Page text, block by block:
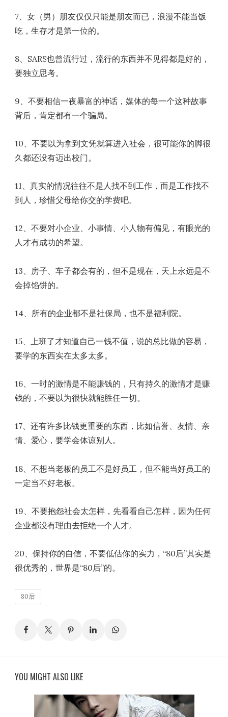
7、女（男）朋友仅仅只能是朋友而已，浪漫不能当饭
吃，生存才是第一位的。
8、SARS也曾流行过，流行的东西并不见得都是好的，
要独立思考。
9、不要相信一夜暴富的神话，媒体的每一个这种故事
背后，肯定都有一个骗局。
10、不要以为拿到文凭就算进入社会，很可能你的脚很
久都还没有迈出校门。
11、真实的情况往往不是人找不到工作，而是工作找不
到人，珍惜父母给你交的学费吧。
12、不要对小企业、小事情、小人物有偏见，有眼光的
人才有成功的希望。
13、房子、车子都会有的，但不是现在，天上永远是不
会掉馅饼的。
14、所有的企业都不是社保局，也不是福利院。
15、上班了才知道自己一钱不值，说的总比做的容易，
要学的东西实在太多太多。
16、一时的激情是不能赚钱的，只有持久的激情才是赚
钱的，不要以为很快就能胜任一切。
17、还有许多比钱更重要的东西，比如信誉、友情、亲
情、爱心，要学会体谅别人。
18、不想当老板的员工不是好员工，但不能当好员工的
一定当不好老板。
19、不要抱怨社会太怎样，先看看自己怎样，因为任何
企业都没有理由去拒绝一个人才。
20、保持你的自信，不要低估你的实力，“80后”其实是
很优秀的，世界是“80后”的。
80后
YOU MIGHT ALSO LIKE